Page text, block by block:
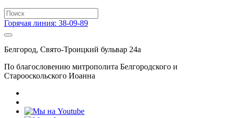
Горячая линия: 38-09-89
Белгород, Свято-Троицкий бульвар 24а
По благословению митрополита Белгородского и
Старооскольского Иоанна